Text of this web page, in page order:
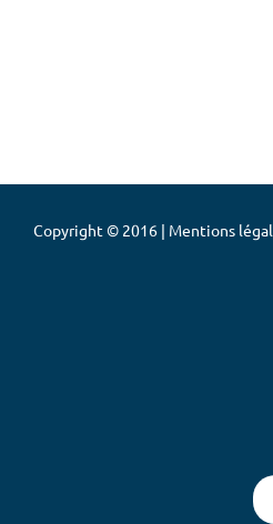
Copyright © 2016 | Mentions